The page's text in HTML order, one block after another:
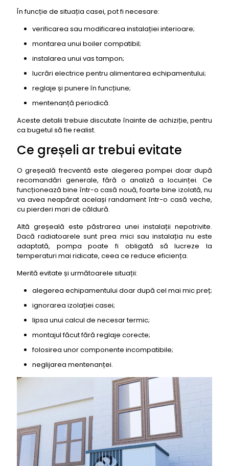
În funcție de situația casei, pot fi necesare:
verificarea sau modificarea instalației interioare;
montarea unui boiler compatibil;
instalarea unui vas tampon;
lucrări electrice pentru alimentarea echipamentului;
reglaje și punere în funcțiune;
mentenanță periodică.
Aceste detalii trebuie discutate înainte de achiziție, pentru
ca bugetul să fie realist.
Ce greșeli ar trebui evitate
O greșeală frecventă este alegerea pompei doar după
recomandări generale, fără o analiză a locuinței. Ce
funcționează bine într-o casă nouă, foarte bine izolată, nu
va avea neapărat același randament într-o casă veche,
cu pierderi mari de căldură.
Altă greșeală este păstrarea unei instalații nepotrivite.
Dacă radiatoarele sunt prea mici sau instalația nu este
adaptată, pompa poate fi obligată să lucreze la
temperaturi mai ridicate, ceea ce reduce eficiența.
Merită evitate și următoarele situații:
alegerea echipamentului doar după cel mai mic preț;
ignorarea izolației casei;
lipsa unui calcul de necesar termic;
montajul făcut fără reglaje corecte;
folosirea unor componente incompatibile;
neglijarea mentenanței.